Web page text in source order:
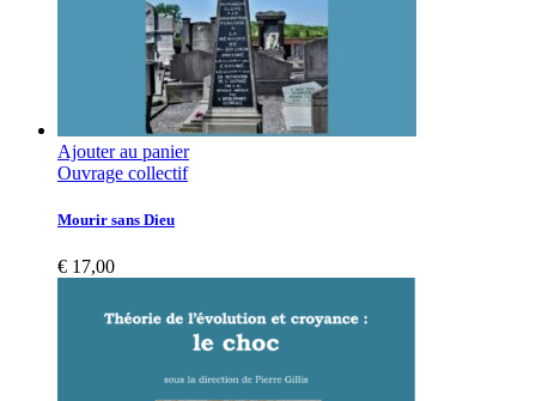
Ajouter au panier
Ouvrage collectif
Mourir sans Dieu
€ 17,00